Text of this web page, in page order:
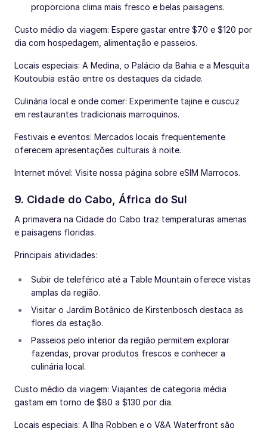
proporciona clima mais fresco e belas paisagens.
Custo médio da viagem: Espere gastar entre $70 e $120 por
dia com hospedagem, alimentação e passeios.
Locais especiais: A Medina, o Palácio da Bahia e a Mesquita
Koutoubia estão entre os destaques da cidade.
Culinária local e onde comer: Experimente tajine e cuscuz
em restaurantes tradicionais marroquinos.
Festivais e eventos: Mercados locais frequentemente
oferecem apresentações culturais à noite.
Internet móvel: Visite nossa página sobre eSIM Marrocos.
9. Cidade do Cabo, África do Sul
A primavera na Cidade do Cabo traz temperaturas amenas
e paisagens floridas.
Principais atividades:
Subir de teleférico até a Table Mountain oferece vistas
amplas da região.
Visitar o Jardim Botânico de Kirstenbosch destaca as
flores da estação.
Passeios pelo interior da região permitem explorar
fazendas, provar produtos frescos e conhecer a
culinária local.
Custo médio da viagem: Viajantes de categoria média
gastam em torno de $80 a $130 por dia.
Locais especiais: A Ilha Robben e o V&A Waterfront são